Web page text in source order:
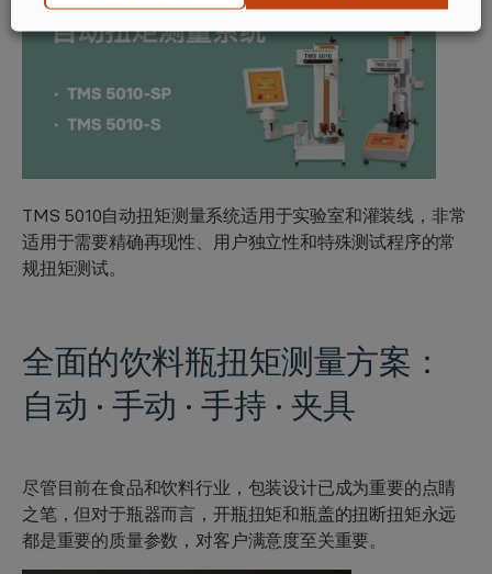
TMS 5010自动扭矩测量系统适用于实验室和灌装线 ，非常
适用于需要精确再现性、用户独立性和特殊测试程序的常
规扭矩测试。
全面的饮料瓶扭矩测量方案：
自动 · 手动 · 手持 · 夹具
尽管目前在食品和饮料行业，包装设计已成为重要的点睛
之笔，但对于瓶器而言， 开瓶扭矩和瓶盖的扭断扭矩永远
都是重要的质量参数，对客户满意度至关重要。